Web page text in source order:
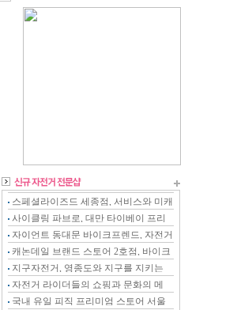
스페셜라이즈드 세종점, 서비스와 미캐
닉이 강화된 전문샵
사이클링 파브로, 대만 타이베이 프리
미엄 스토어
자이언트 동대문 바이크프렌드, 자전거
를 아는 전문 스토어
캐논데일 브랜드 스토어 2호점, 바이크
온 천안점
지구자전거, 영종도와 지구를 지키는
자전거 전문샵
자전거 라이더들의 쇼핑과 문화의 메
카, 천호자전거거리
국내 유일 피직 프리미엄 스토어 서울